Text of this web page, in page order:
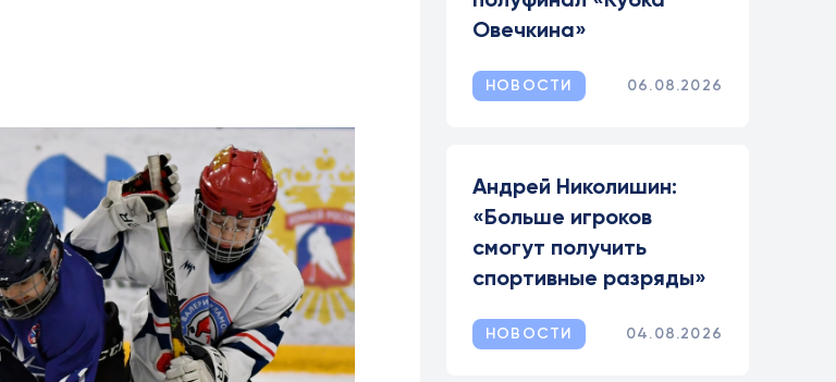
Овечкина»
НОВОСТИ 06.08.2026
Андрей Николишин:
«Больше игроков
смогут получить
спортивные разряды»
НОВОСТИ 04.08.2026